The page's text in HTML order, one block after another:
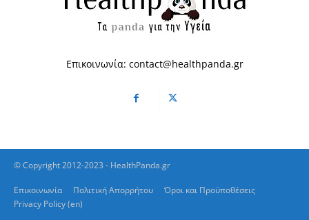
Επικοινωνία: contact@healthpanda.gr
© Copyright 2012-2023 - HealthPanda.gr
Επικοινωνία Πολιτική Απορρήτου
Όροι και Προϋποθέσεις
Privacy Policy (en)